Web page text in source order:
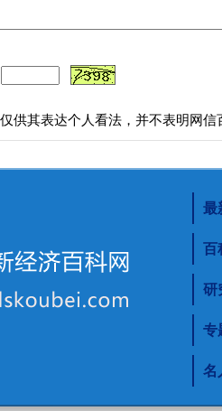
供其表达个人看法，并不表明网信
最
百
研
专
名